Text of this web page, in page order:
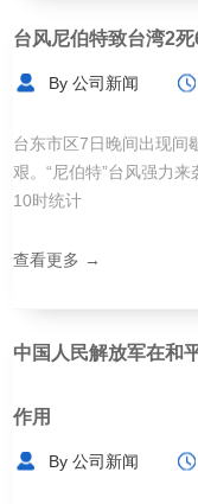
台风尼伯特致台湾2
By 公司新闻
台东市区7日晚间出现间
艰。“尼伯特”台风强力
10时统计
查看更多 →
中国人民解放军在和
作用
By 公司新闻